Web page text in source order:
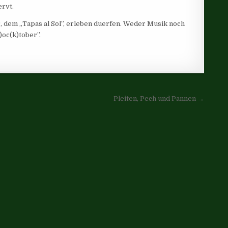
„Tapas al Sol”, erleben duerfen. Weder Musik noch
Pleiten, Pech und Pannen →